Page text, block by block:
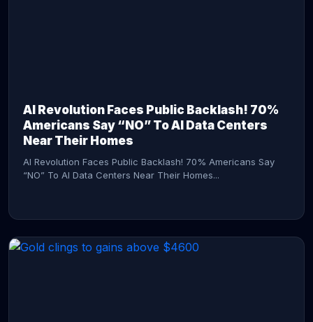
AI Revolution Faces Public Backlash! 70%
Americans Say “NO” To AI Data Centers
Near Their Homes
AI Revolution Faces Public Backlash! 70% Americans Say
“NO” To AI Data Centers Near Their Homes...